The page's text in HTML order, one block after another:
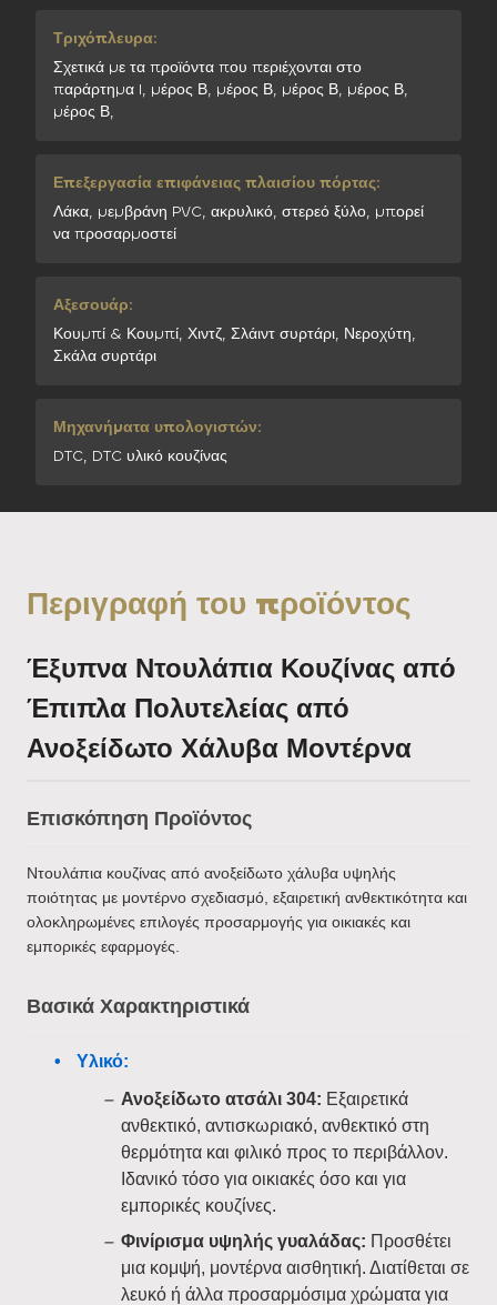
Τριχόπλευρα:
Σχετικά με τα προϊόντα που περιέχονται στο
παράρτημα I, μέρος Β, μέρος Β, μέρος Β, μέρος Β,
μέρος Β,
Επεξεργασία επιφάνειας πλαισίου πόρτας:
Λάκα, μεμβράνη PVC, ακρυλικό, στερεό ξύλο, μπορεί
να προσαρμοστεί
Αξεσουάρ:
Κουμπί & Κουμπί, Χιντζ, Σλάιντ συρτάρι, Νεροχύτη,
Σκάλα συρτάρι
Μηχανήματα υπολογιστών:
DTC, DTC υλικό κουζίνας
Περιγραφή του προϊόντος
Έξυπνα Ντουλάπια Κουζίνας από
Έπιπλα Πολυτελείας από
Ανοξείδωτο Χάλυβα Μοντέρνα
Επισκόπηση Προϊόντος
Ντουλάπια κουζίνας από ανοξείδωτο χάλυβα υψηλής
ποιότητας με μοντέρνο σχεδιασμό, εξαιρετική ανθεκτικότητα και
ολοκληρωμένες επιλογές προσαρμογής για οικιακές και
εμπορικές εφαρμογές.
Βασικά Χαρακτηριστικά
Υλικό:
Ανοξείδωτο ατσάλι 304: Εξαιρετικά
ανθεκτικό, αντισκωριακό, ανθεκτικό στη
θερμότητα και φιλικό προς το περιβάλλον.
Ιδανικό τόσο για οικιακές όσο και για
εμπορικές κουζίνες.
Φινίρισμα υψηλής γυαλάδας: Προσθέτει
μια κομψή, μοντέρνα αισθητική. Διατίθεται σε
λευκό ή άλλα προσαρμόσιμα χρώματα για